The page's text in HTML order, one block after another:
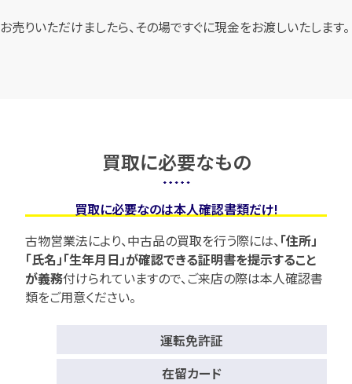
お売りいただけましたら、その場ですぐに現金をお渡しいたします。
買取に必要なもの
買取に必要なのは本人確認書類だけ!
古物営業法により、中古品の買取を行う際には、「住所」
「氏名」「生年月日」が確認できる証明書を提示すること
が義務付けられていますので、ご来店の際は本人確認書
類をご用意ください。
運転免許証
在留カード